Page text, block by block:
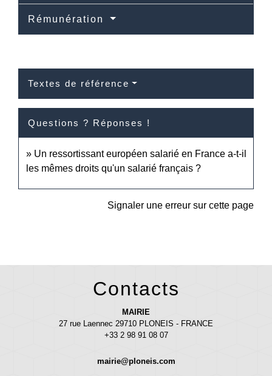
Rémunération
Textes de référence
Questions ? Réponses !
Un ressortissant européen salarié en France a-t-il
les mêmes droits qu'un salarié français ?
Signaler une erreur sur cette page
Contacts
MAIRIE
27 rue Laennec 29710 PLONEIS - FRANCE
+33 2 98 91 08 07
mairie@ploneis.com